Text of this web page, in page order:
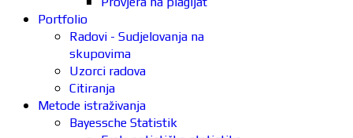
Portfolio
Radovi - Sudjelovanja na
skupovima
Uzorci radova
Citiranja
Metode istraživanja
Bayessche Statistik